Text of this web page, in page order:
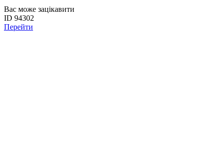
Вас може зацікавити
ID 94302
Перейти